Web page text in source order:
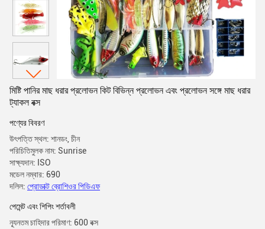
মিষ্টি পানির মাছ ধরার প্রলোভন কিট বিভিন্ন প্রলোভন এবং প্রলোভন সঙ্গে মাছ ধরার
ট্যাকল বক্স
পণ্যের বিবরণ
উৎপত্তি স্থল: শানডং, চীন
পরিচিতিমুলক নাম: Sunrise
সাক্ষ্যদান: ISO
মডেল নম্বার: 690
দলিল: প্রোডাক্ট ব্রোশিওর পিডিএফ
পেমেন্ট এবং শিপিং শর্তাবলী
ন্যূনতম চাহিদার পরিমাণ: 600 বক্স